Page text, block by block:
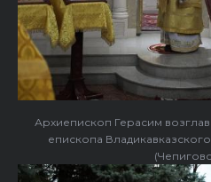
Архиепископ Герасим
епископа